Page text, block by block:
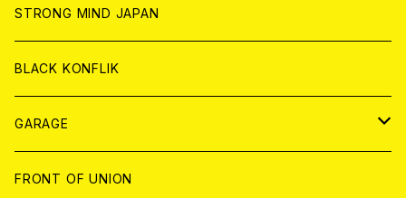
ANALOG
ANALOG
CD
ANALOG
CD
ANALOG
WORLD
CD
ANALOG
STRONG MIND JAPAN
BLACK KONFLIK
GARAGE
JAPAN
FRONT OF UNION